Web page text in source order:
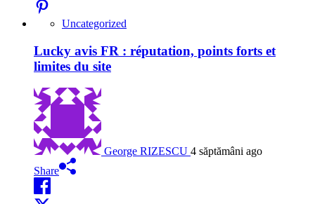
Uncategorized
Lucky avis FR : réputation, points forts et
limites du site
George RIZESCU 4 săptămâni ago
Share